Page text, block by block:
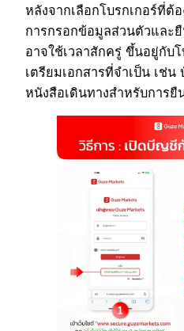
หลังจากเลือกโบรกเกอร์ที่
การกรอกข้อมูลส่วนตัวและ
อาจใช้เวลาสักครู่ ขึ้นอยู่กับ
เตรียมเอกสารที่จำเป็น เช่
หนังสือเดินทางสำหรับการ